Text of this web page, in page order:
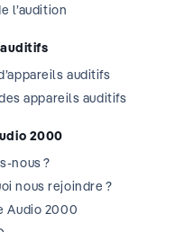
l’audition
auditifs
appareils auditifs
2000
nous ?
nous rejoindre ?
Audio 2000